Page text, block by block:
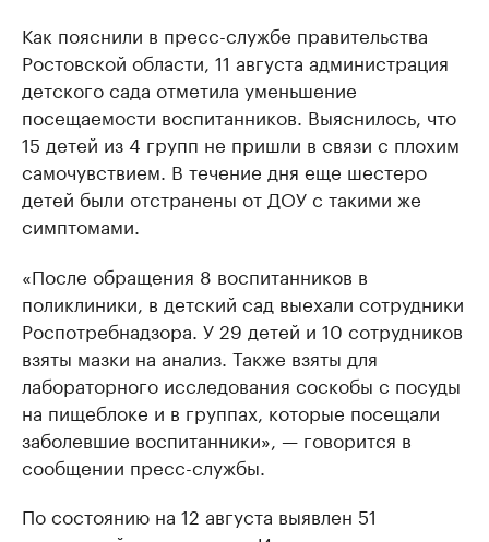
Как пояснили в пресс-службе правительства
Ростовской области, 11 августа администрация
детского сада отметила уменьшение
посещаемости воспитанников. Выяснилось, что
15 детей из 4 групп не пришли в связи с плохим
самочувствием. В течение дня еще шестеро
детей были отстранены от ДОУ с такими же
симптомами.
«После обращения 8 воспитанников в
поликлиники, в детский сад выехали сотрудники
Роспотребнадзора. У 29 детей и 10 сотрудников
взяты мазки на анализ. Также взяты для
лабораторного исследования соскобы с посуды
на пищеблоке и в группах, которые посещали
заболевшие воспитанники», — говорится в
сообщении пресс-службы.
По состоянию на 12 августа выявлен 51